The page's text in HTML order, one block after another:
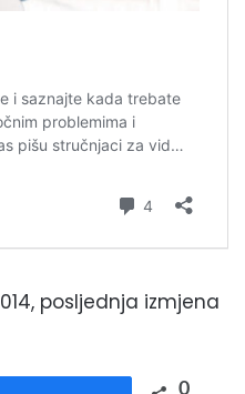
posljednja izmjena
0